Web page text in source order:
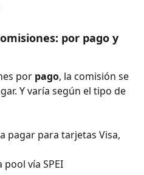
por pago y
por pago, la comisión se
Y varía según el tipo de
pagar para tarjetas Visa,
vía SPEI